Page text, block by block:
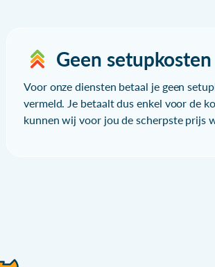
Geen setupkosten
Voor onze diensten betaal je geen
vermeld. Je betaalt dus enkel voor de
kunnen wij voor jou de scherpste prijs